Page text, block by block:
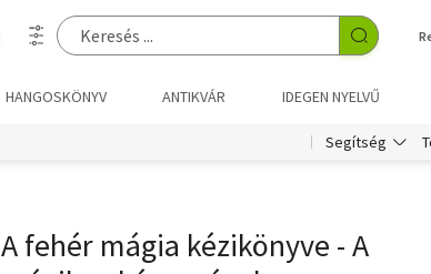
HANGOSKÖNYV ANTIKVÁR IDEGEN NYELVŰ
Segítség
A fehér mágia kézikönyve - A